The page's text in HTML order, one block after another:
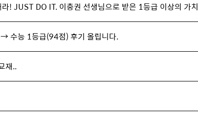
! JUST DO IT. 이충권 선생님으로 받은 1등급 이상의 가치
수능 1등급(94점) 후기 올립니다.
재..